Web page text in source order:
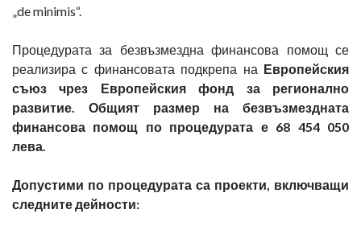
„de minimis“.
Процедурата за безвъзмездна финансова помощ се
реализира с финансовата подкрепа на Европейския
съюз чрез Европейския фонд за регионално
развитие.
Общият размер на безвъзмездната
финансова помощ по процедурата е 68 454 050
лева.
Допустими по процедурата са проекти, включващи
следните дейности: